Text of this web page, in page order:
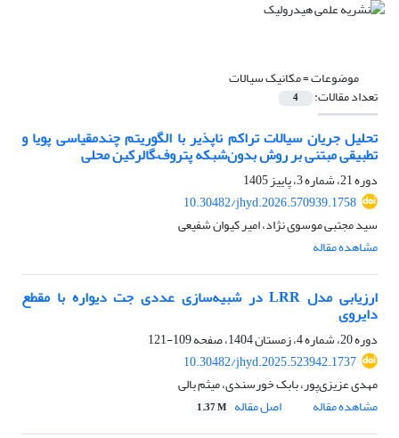
موضوعات =مکانیک سیالات
تعداد مقالات: 4
تحلیل جریان سیالات تراکم ناپذیر با الگوریتم چندمقیاسی پویا و
تطبیقی مبتنی بر روش بدون‌شبکه پتروف–گالرکین محلی
دوره 21، شماره 3، پاییز 1405
10.30482/jhyd.2026.570939.1758
سید مجتبی موسوی نژاد، امیر کیوان شفیعی
مشاهده مقاله
ارزیابی مدل LRR در شبیه‌سازی عددی جت دیواره با مقطع
دایروی
دوره 20، شماره 4، زمستان 1404، صفحه
109-121
10.30482/jhyd.2025.523942.1737
مهدی عزیزی‌پور، بابک خورسندی، میثم بالی
مشاهده مقاله
اصل مقاله 1.37 M